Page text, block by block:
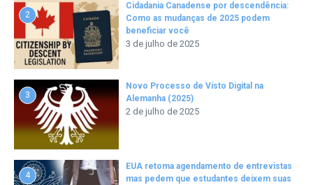
2
Cidadania Canadense por descendência:
Como as mudanças de 2025 podem
beneficiar você
3 de julho de 2025
3
Novo Processo de Visto Digital na
Alemanha (2025)
2 de julho de 2025
4
EUA retoma agendamento de entrevistas
mas pedem que estudantes deixem suas